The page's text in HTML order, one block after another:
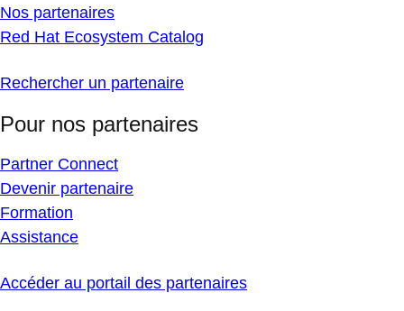
Nos partenaires
Red Hat Ecosystem Catalog
Rechercher un partenaire
Pour nos partenaires
Partner Connect
Devenir partenaire
Formation
Assistance
Accéder au portail des partenaires